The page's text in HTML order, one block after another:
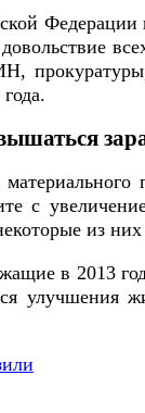
Федерации
с
из них
в 2013
улучшения